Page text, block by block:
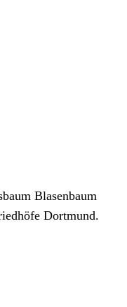
Blasenbaum
Dortmund.